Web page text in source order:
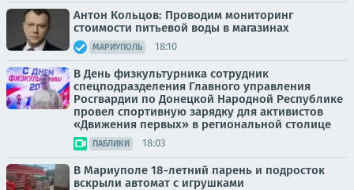
Антон Кольцов: Проводим мониторинг
стоимости питьевой воды в магазинах
МАРИУПОЛЬ 18:10
В День физкультурника сотрудник
спецподразделения Главного управления
Росгвардии по Донецкой Народной Республике
провел спортивную зарядку для активистов
«Движения первых» в региональной столице
ПАБЛИКИ 18:03
В Мариуполе 18-летний парень и подросток
вскрыли автомат с игрушками